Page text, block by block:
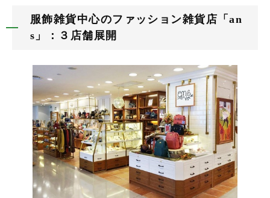
服飾雑貨中心のファッション雑貨店「an
s」：３店舗展開